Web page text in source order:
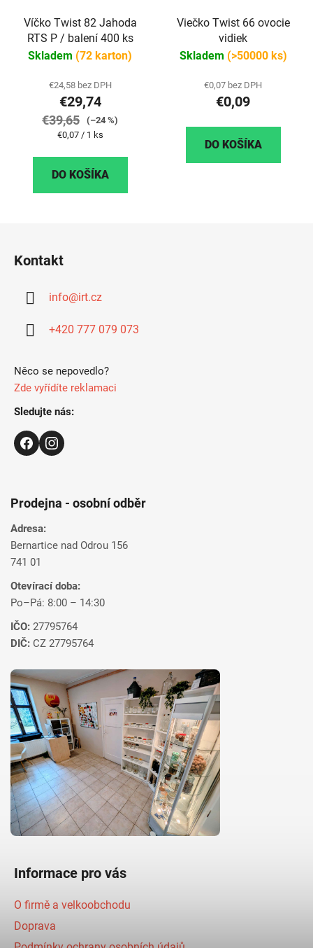
Víčko Twist 82 Jahoda
RTS P / balení 400 ks
Skladem (72 karton)
€24,58 bez DPH
€29,74
€39,65
(–24 %)
Jednotková
€0,07 / 1 ks
DO KOŠÍKA
Viečko Twist 66 ovocie
vidiek
Skladem (>50000 ks)
€0,07 bez DPH
€0,09
DO KOŠÍKA
Kontakt
info@irt.cz
+420 777 079 073
Něco se nepovedlo?
Zde vyřídíte reklamaci
Sledujte nás:
Prodejna - osobní odběr
Adresa:
Bernartice nad Odrou 156
741 01
Otevírací doba:
Po–Pá: 8:00 – 14:30
IČO: 27795764
DIČ: CZ 27795764
Informace pro vás
O firmě a velkoobchodu
Doprava